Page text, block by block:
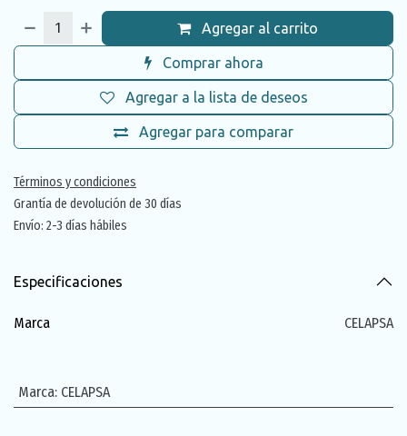
Agregar al carrito
Comprar ahora
Agregar para comparar
Agregar a la lista de deseos
Términos y condiciones
Grantía de devolución de 30 días
Envío: 2-3 días hábiles
Especificaciones
Marca CELAPSA
Marca: CELAPSA